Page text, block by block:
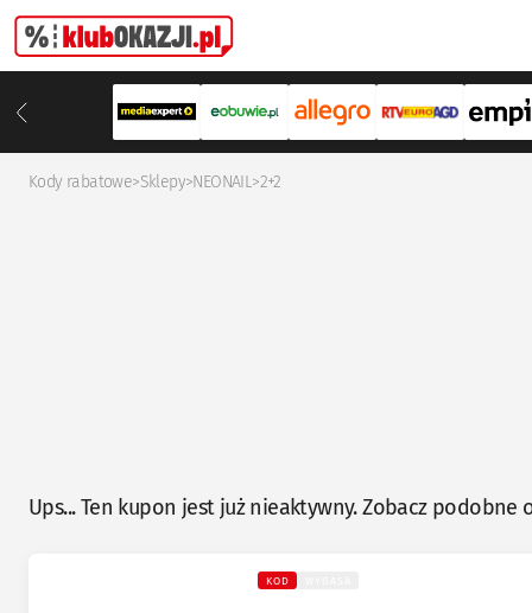
Kody rabatowe>Sklepy>NEONAIL>2+2
Ups... Ten kupon jest już nieaktywny. Zobacz podobne
KOD